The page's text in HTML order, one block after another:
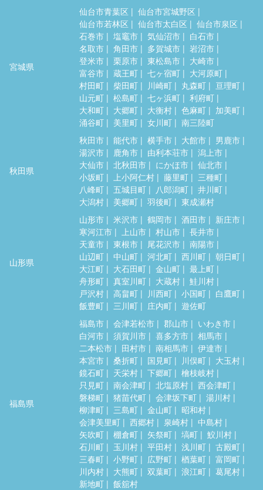
宮城県
仙台市青葉区
仙台市宮城野区
仙台市若林区
仙台市太白区
仙台市泉区
石巻市
塩竈市 気仙沼市
白石市
名取市
角田市 多賀城市
岩沼市
登米市
栗原市 東松島市
大崎市
富谷市
蔵王町 七ヶ宿町
大河原町
村田町
柴田町 川崎町 丸森町
亘理町
山元町
松島町 七ヶ浜町
利府町
大和町
大郷町 大衡村 色麻町
加美町
涌谷町
美里町 女川町 南三陸町
秋田県
秋田市 能代市 横手市 大館市
男鹿市
湯沢市
鹿角市 由利本荘市
潟上市
大仙市
北秋田市 にかほ市
仙北市
小坂町
上小阿仁村 藤里町
三種町
八峰町
五城目町 八郎潟町
井川町
大潟村
美郷町 羽後町 東成瀬村
山形県
山形市 米沢市 鶴岡市 酒田市
新庄市
寒河江市
上山市 村山市
長井市
天童市
東根市 尾花沢市
南陽市
山辺町
中山町 河北町 西川町
朝日町
大江町
大石田町 金山町
最上町
舟形町
真室川町 大蔵村
鮭川村
戸沢村
高畠町 川西町 小国町
白鷹町
飯豊町
三川町 庄内町 遊佐町
福島県
福島市 会津若松市 郡山市
いわき市
白河市
須賀川市 喜多方市
相馬市
二本松市
田村市 南相馬市
伊達市
本宮市
桑折町 国見町 川俣町
大玉村
鏡石町
天栄村 下郷町
檜枝岐村
只見町
南会津町 北塩原村
西会津町
磐梯町
猪苗代町 会津坂下町
湯川村
柳津町
三島町 金山町
昭和村
会津美里町
西郷村 泉崎村
中島村
矢吹町
棚倉町 矢祭町 塙町
鮫川村
石川町
玉川村 平田村 浅川町
古殿町
三春町
小野町 広野町 楢葉町
富岡町
川内村
大熊町 双葉町 浪江町
葛尾村
新地町
飯舘村